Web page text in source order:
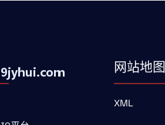
网站地图
XML